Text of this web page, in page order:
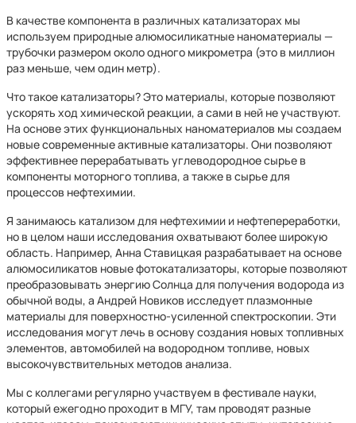
В качестве компонента в различных катализаторах мы
используем природные алюмосиликатные наноматериалы —
трубочки размером около одного микрометра (это в миллион
раз меньше, чем один метр).
Что такое катализаторы? Это материалы, которые позволяют
ускорять ход химической реакции, а сами в ней не участвуют.
На основе этих функциональных наноматериалов мы создаем
новые современные активные катализаторы. Они позволяют
эффективнее перерабатывать углеводородное сырье в
компоненты моторного топлива, а также в сырье для
процессов нефтехимии.
Я занимаюсь катализом для нефтехимии и нефтепереработки,
но в целом наши исследования охватывают более широкую
область. Например, Анна Ставицкая разрабатывает на основе
алюмосиликатов новые фотокатализаторы, которые позволяют
преобразовывать энергию Солнца для получения водорода из
обычной воды, а Андрей Новиков исследует плазмонные
материалы для поверхностно-усиленной спектроскопии. Эти
исследования могут лечь в основу создания новых топливных
элементов, автомобилей на водородном топливе, новых
высокочувствительных методов анализа.
Мы с коллегами регулярно участвуем в фестивале науки,
который ежегодно проходит в МГУ, там проводят разные